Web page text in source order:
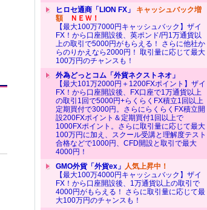
ヒロセ通商「LION FX」 キャッシュバック増
額ＮＥＷ！
【最大100万7000円キャッシュバック】ザイ
FX！から口座開設後、英ポンド/円1万通貨以
上の取引で5000円がもらえる！ さらに他社か
らのりかえなら2000円！ 取引量に応じて最大
100万円のチャンスも！
外為どっとコム「外貨ネクストネオ」
【最大101万2000円＋1200FXポイント】ザイ
FX！から口座開設後、FX口座で1万通貨以上
の取引1回で5000円+らくらくFX積立1回以上
定期買付で3000円。さらにらくらくFX積立開
設200FXポイント＆定期買付1回以上で
1000FXポイント。さらに取引量に応じて最大
100万円に加え、スクール受講と理解度テスト
合格などで1000円、CFD開設と取引で最大
4000円！
GMO外貨「外貨ex」 人気上昇中！
【最大100万4000円キャッシュバック】ザイ
FX！から口座開設後、1万通貨以上の取引で
4000円がもらえる！ さらに取引量に応じて最
大100万円のチャンスも！